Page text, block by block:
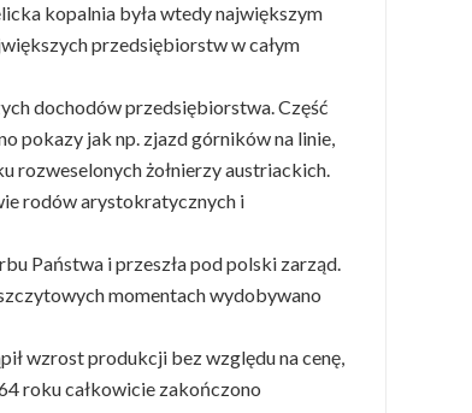
kopalnia była wtedy największym
przedsiębiorstw w całym
dochodów przedsiębiorstwa. Część
pokazy jak np. zjazd górników na linie,
rozweselonych żołnierzy austriackich.
rodów arystokratycznych i
Państwa i przeszła pod polski zarząd.
momentach wydobywano
wzrost produkcji bez względu na cenę,
roku całkowicie zakończono